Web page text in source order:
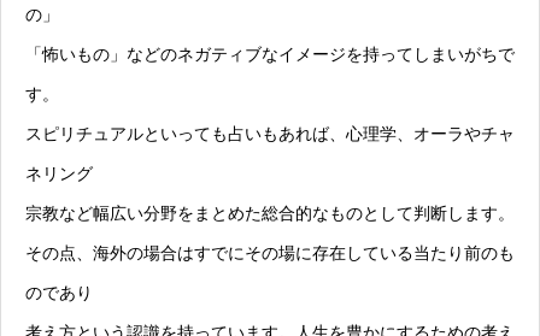
の」
「怖いもの」などのネガティブなイメージを持ってしまいがちで
す。
スピリチュアルといっても占いもあれば、心理学、オーラやチャ
ネリング
宗教など幅広い分野をまとめた総合的なものとして判断します。
その点、海外の場合はすでにその場に存在している当たり前のも
のであり
考え方という認識を持っています。人生を豊かにするための考え